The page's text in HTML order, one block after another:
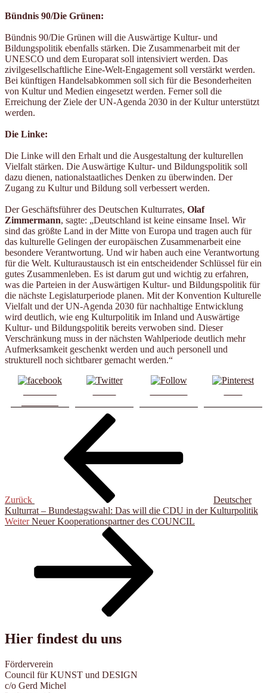
Bündnis 90/Die Grünen:
Bündnis 90/Die Grünen will die Auswärtige Kultur- und
Bildungspolitik ebenfalls stärken. Die Zusammenarbeit mit der
UNESCO und dem Europarat soll intensiviert werden. Das
zivilgesellschaftliche Eine-Welt-Engagement soll verstärkt werden.
Bei künftigen Handelsabkommen soll sich für die Besonderheiten
von Kultur und Medien eingesetzt werden. Ferner soll die
Erreichung der Ziele der UN-Agenda 2030 in der Kultur unterstützt
werden.
Die Linke:
Die Linke will den Erhalt und die Ausgestaltung der kulturellen
Vielfalt stärken. Die Auswärtige Kultur- und Bildungspolitik soll
dazu dienen, nationalstaatliches Denken zu überwinden. Der
Zugang zu Kultur und Bildung soll verbessert werden.
Der Geschäftsführer des Deutschen Kulturrates, Olaf
Zimmermann, sagte: „Deutschland ist keine einsame Insel. Wir
sind das größte Land in der Mitte von Europa und tragen auch für
das kulturelle Gelingen der europäischen Zusammenarbeit eine
besondere Verantwortung. Und wir haben auch eine Verantwortung
für die Welt. Kulturaustausch ist ein entscheidender Schlüssel für ein
gutes Zusammenleben. Es ist darum gut und wichtig zu erfahren,
was die Parteien in der Auswärtigen Kultur- und Bildungspolitik für
die nächste Legislaturperiode planen. Mit der Konvention Kulturelle
Vielfalt und der UN-Agenda 2030 für nachhaltige Entwicklung
wird deutlich, wie eng Kulturpolitik im Inland und Auswärtige
Kultur- und Bildungspolitik bereits verwoben sind. Dieser
Verschränkung muss in der nächsten Wahlperiode deutlich mehr
Aufmerksamkeit geschenkt werden und auch personell und
strukturell noch sichtbarer gemacht werden.“
Beitragsnavigation
Zurück
Deutscher
Kulturrat – Bundestagswahl: Das will die CDU in der Kulturpolitik
Nächster
Weiter Neuer Kooperationspartner des COUNCIL
Hier findest du uns
Förderverein
Council für KUNST und DESIGN
c/o Gerd Michel